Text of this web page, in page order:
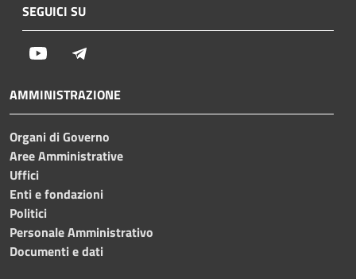
SEGUICI SU
Youtube
AMMINISTRAZIONE
Organi di Governo
Aree Amministrative
Uffici
Enti e fondazioni
Politici
Personale Amministrativo
Documenti e dati